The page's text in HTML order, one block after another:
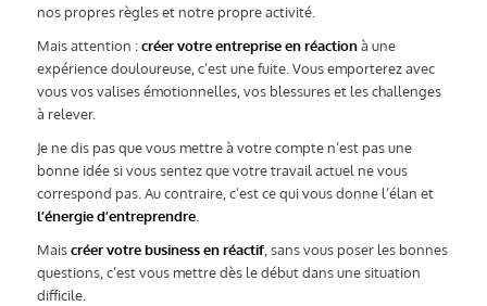
nos propres règles et notre propre activité.
Mais attention :créer votre entreprise en réactionà une
expérience douloureuse, c’est une fuite. Vous emporterez avec
vous vos valises émotionnelles, vos blessures et les challenges
à relever.
Je ne dis pas que vous mettre à votre compte n’est pas une
bonne idée si vous sentez que votre travail actuel ne vous
correspond pas. Au contraire, c’est ce qui vous donne l’élan et
l’énergie d’entreprendre.
Maiscréer votre business en réactif, sans vous poser les bonnes
questions, c’est vous mettre dès le début dans une situation
difficile.